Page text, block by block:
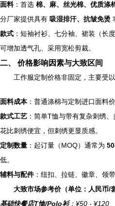
面料：首选 棉、麻、丝光棉、优质涤
分厂家提供具有 吸湿排汗、抗皱免烫
款式 ：短袖衬衫、七分袖、裙装（长
可增加透气孔、采用宽松剪裁。
二、 价格影响因素与大致区间
工作服定制价格非固定，主要受
面料成本：普通涤棉与定制进口面料价
款式工艺 ：简单T恤与带有复杂刺绣
花比刺绣便宜，但刺绣更显质感。
定制数量 ：起订量（MOQ）通常为
低。
辅料与配件：纽扣、拉链、徽章、领带
大致市场参考价（单位：人民币/
基础快餐店T恤/Polo衫：¥50 - ¥120